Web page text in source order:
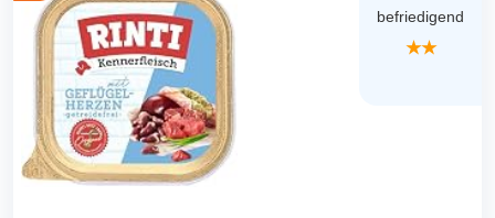
befriedigend
★★